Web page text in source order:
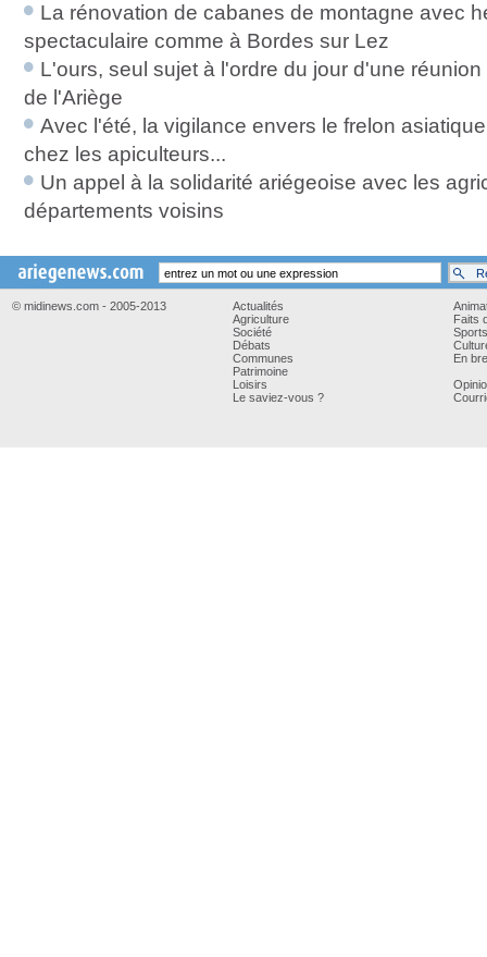
La rénovation de cabanes de montagne avec
spectaculaire comme à Bordes sur Lez
L'ours, seul sujet à l'ordre du jour d'une
de l'Ariège
Avec l'été, la vigilance envers le frelon
chez les apiculteurs...
Un appel à la solidarité ariégeoise avec les
départements voisins
© midinews.com - 2005-2013
Actualités
Agriculture
Société
Débats
Communes
Patrimoine
Loisirs
Le saviez-vous ?
Faits
Sports
En